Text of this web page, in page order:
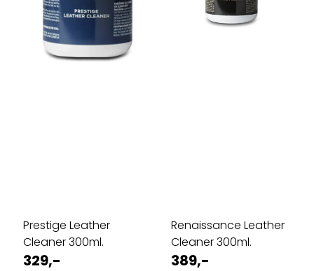
Prestige Leather
Cleaner 300ml.
329,-
Renaissance Leather
Cleaner 300ml.
389,-